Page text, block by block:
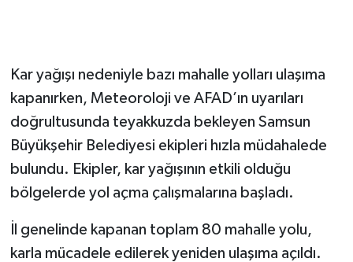
Kar yağışı nedeniyle bazı mahalle yolları ulaşıma
kapanırken, Meteoroloji ve AFAD’ın uyarıları
doğrultusunda teyakkuzda bekleyen Samsun
Büyükşehir Belediyesi ekipleri hızla müdahalede
bulundu. Ekipler, kar yağışının etkili olduğu
bölgelerde yol açma çalışmalarına başladı.
İl genelinde kapanan toplam 80 mahalle yolu,
karla mücadele edilerek yeniden ulaşıma açıldı.